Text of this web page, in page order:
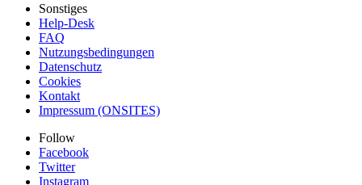
Sonstiges
Help-Desk
FAQ
Nutzungsbedingungen
Datenschutz
Cookies
Kontakt
Impressum (ONSITES)
Follow
Facebook
Twitter
Instagram